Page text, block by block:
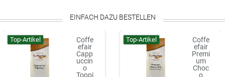
EINFACH DAZU BESTELLEN
Top-Artikel
Coffe
efair
Capp
uccin
o
Toppi
Top-Artikel
Coffe
efair
Premi
um
Choc
o